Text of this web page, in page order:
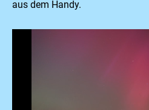
aus dem Handy.